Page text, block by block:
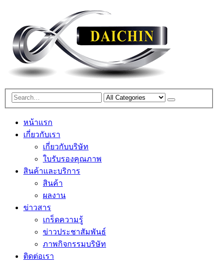
หน้าแรก
เกี่ยวกับเรา
เกี่ยวกับบริษัท
ใบรับรองคุณภาพ
สินค้าและบริการ
สินค้า
ผลงาน
ข่าวสาร
เกร็ดความรู้
ข่าวประชาสัมพันธ์
ภาพกิจกรรมบริษัท
ติดต่อเรา